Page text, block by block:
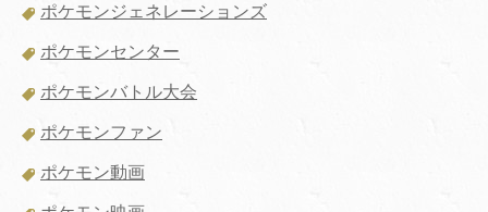
ポケモンジェネレーションズ
ポケモンセンター
ポケモンバトル大会
ポケモンファン
ポケモン動画